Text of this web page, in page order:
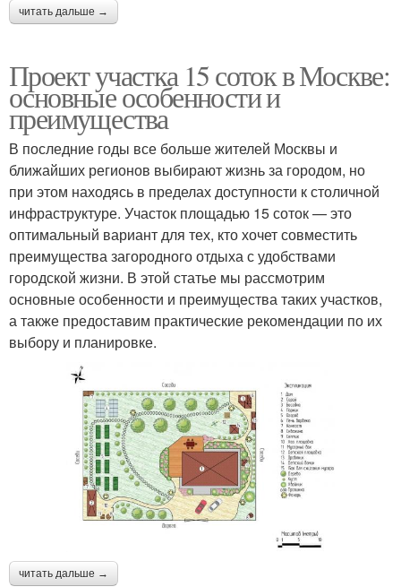
читать дальше →
Проект участка 15 соток в Москве:
основные особенности и
преимущества
В последние годы все больше жителей Москвы и
ближайших регионов выбирают жизнь за городом, но
при этом находясь в пределах доступности к столичной
инфраструктуре. Участок площадью 15 соток — это
оптимальный вариант для тех, кто хочет совместить
преимущества загородного отдыха с удобствами
городской жизни. В этой статье мы рассмотрим
основные особенности и преимущества таких участков,
а также предоставим практические рекомендации по их
выбору и планировке.
читать дальше →